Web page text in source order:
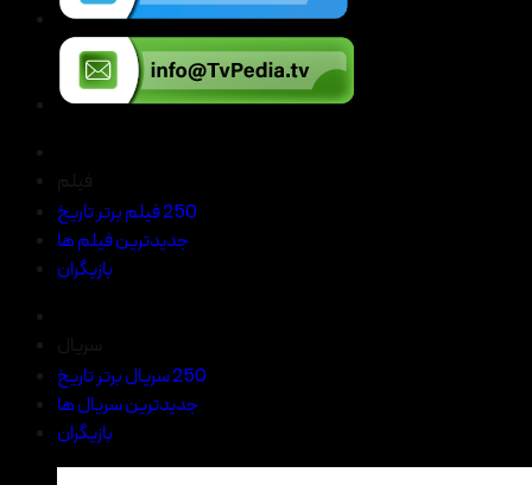
250 فیلم برتر تاریخ
جدیدترین فیلم ها
بازیگران
250 سریال برتر تاریخ
جدیدترین سریال ها
بازیگران